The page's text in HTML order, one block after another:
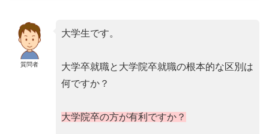
質問者
大学生です。
大学卒就職と大学院卒就職の根本的な区別は
何ですか？
大学院卒の方が有利ですか？